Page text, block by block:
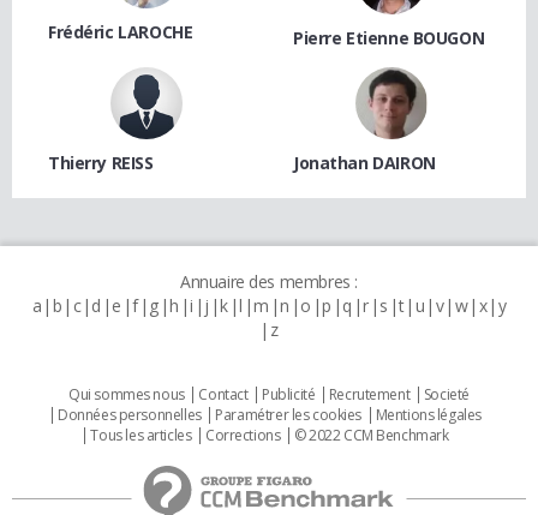
Frédéric LAROCHE Pierre Etienne BOUGON
Thierry REISS Jonathan DAIRON
Annuaire des membres :
a b c d e f g h i j k l m n o p q r s t u v w x y
z
Qui sommes nous Contact Publicité Recrutement
Societé
Données personnelles
Paramétrer les cookies
Mentions légales
Tous les articles
Corrections © 2022 CCM Benchmark